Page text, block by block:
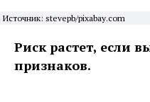
Источник: stevepb/pixabay.com
Риск растет, если
признаков.